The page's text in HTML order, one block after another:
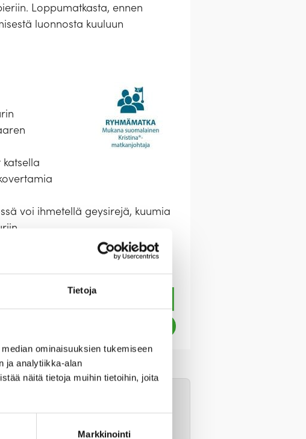
Tietoja
ominaisuuksien tukemiseen
ja analytiikka-alan
näitä tietoja muihin tietoihin, joita
Markkinointi
Loppumatkasta, ennen
luonnosta kuuluun
voi ihmetellä geysirejä, kuumia
1 hlö
voimassa vähintään 6 kk
lähetetään erikseen.
kun valitset ensin